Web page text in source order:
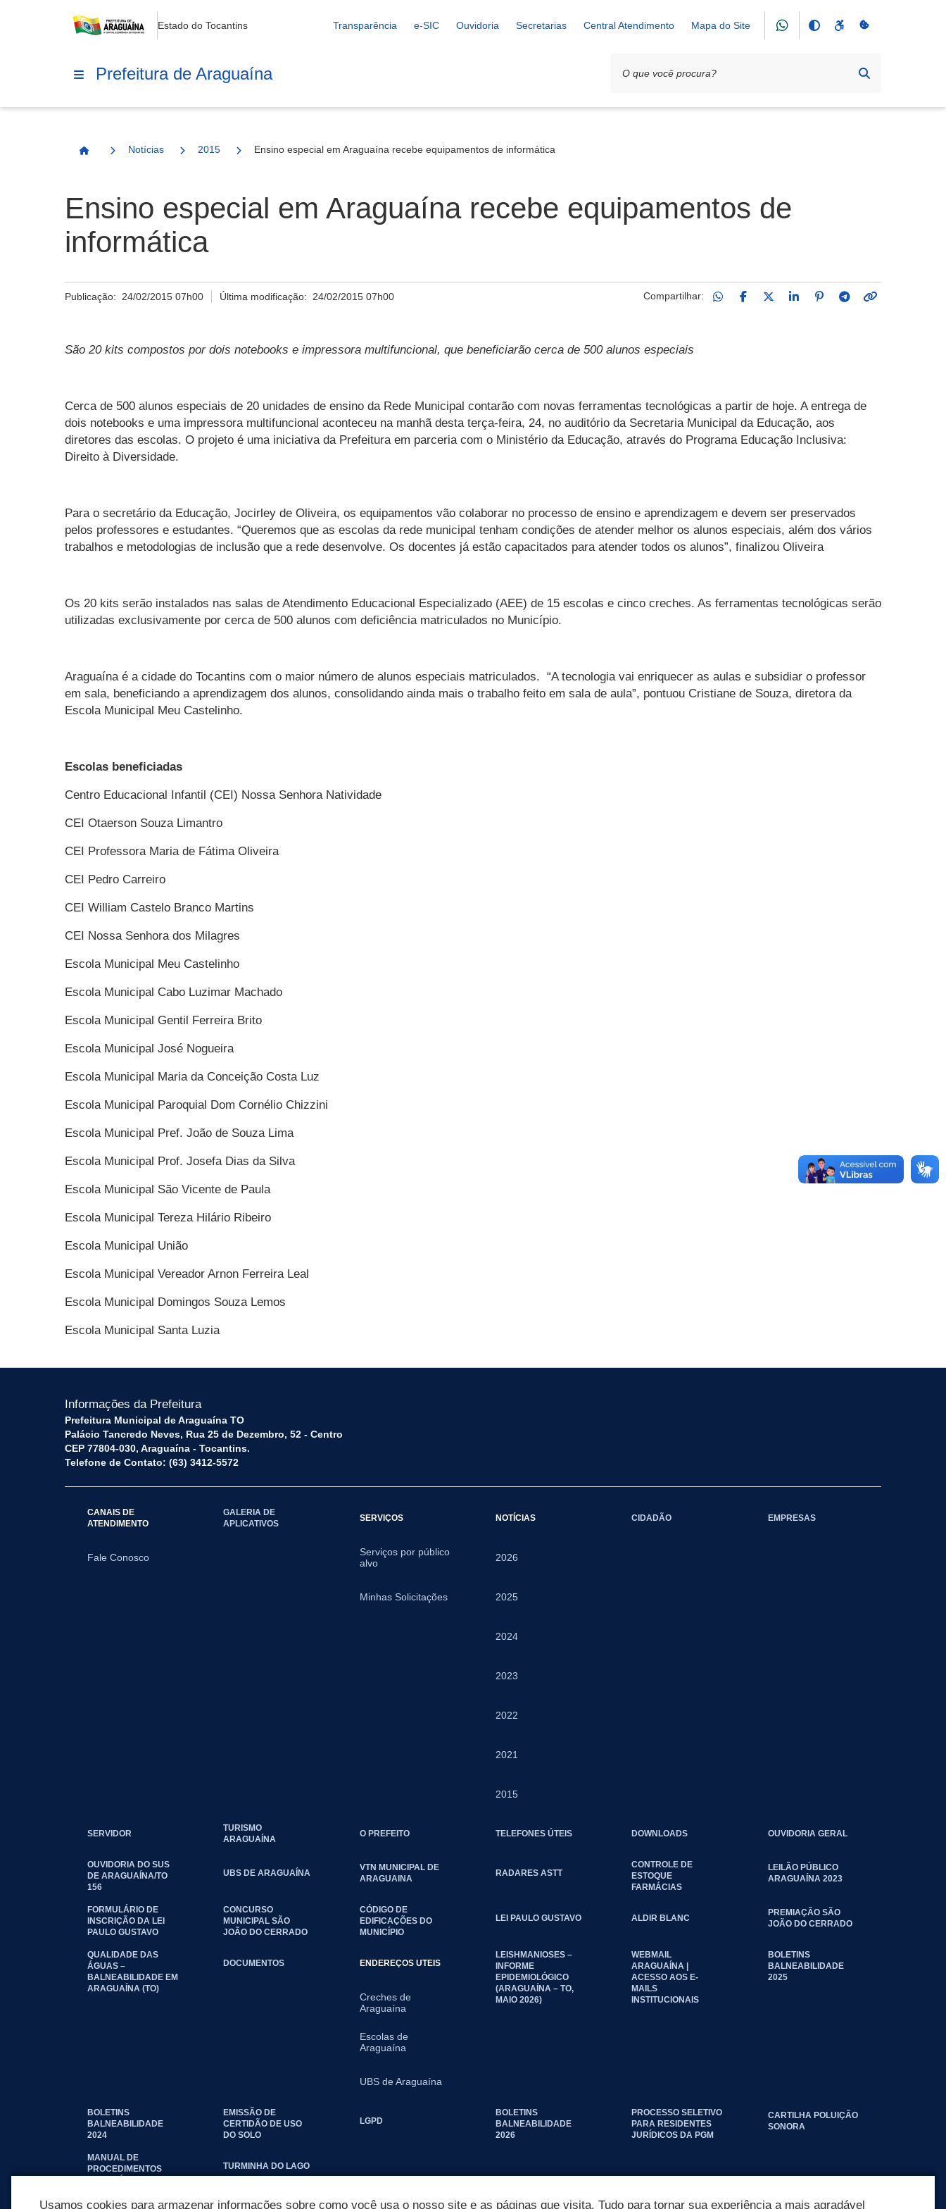
Estado do Tocantins Transparência e-SIC Ouvidoria Secretarias Central Atendimento Mapa do Site
Prefeitura de Araguaína
Página Inicial
Notícias 2015 Ensino especial em Araguaína recebe equipamentos de informática
Ensino especial em Araguaína recebe equipamentos de
informática
Publicação: 24/02/2015 07h00 Última modificação: 24/02/2015 07h00 Compartilhar:
São 20 kits compostos por dois notebooks e impressora multifuncional, que beneficiarão cerca de 500 alunos especiais
Cerca de 500 alunos especiais de 20 unidades de ensino da Rede Municipal contarão com novas ferramentas tecnológicas a partir de hoje. A entrega de
dois notebooks e uma impressora multifuncional aconteceu na manhã desta terça-feira, 24, no auditório da Secretaria Municipal da Educação, aos
diretores das escolas. O projeto é uma iniciativa da Prefeitura em parceria com o Ministério da Educação, através do Programa Educação Inclusiva:
Direito à Diversidade.
Para o secretário da Educação, Jocirley de Oliveira, os equipamentos vão colaborar no processo de ensino e aprendizagem e devem ser preservados
pelos professores e estudantes. “Queremos que as escolas da rede municipal tenham condições de atender melhor os alunos especiais, além dos vários
trabalhos e metodologias de inclusão que a rede desenvolve. Os docentes já estão capacitados para atender todos os alunos”, finalizou Oliveira
Os 20 kits serão instalados nas salas de Atendimento Educacional Especializado (AEE) de 15 escolas e cinco creches. As ferramentas tecnológicas serão
utilizadas exclusivamente por cerca de 500 alunos com deficiência matriculados no Município.
Araguaína é a cidade do Tocantins com o maior número de alunos especiais matriculados. “A tecnologia vai enriquecer as aulas e subsidiar o professor
em sala, beneficiando a aprendizagem dos alunos, consolidando ainda mais o trabalho feito em sala de aula”, pontuou Cristiane de Souza, diretora da
Escola Municipal Meu Castelinho.
Escolas beneficiadas
Centro Educacional Infantil (CEI) Nossa Senhora Natividade
CEI Otaerson Souza Limantro
CEI Professora Maria de Fátima Oliveira
CEI Pedro Carreiro
CEI William Castelo Branco Martins
CEI Nossa Senhora dos Milagres
Escola Municipal Meu Castelinho
Escola Municipal Cabo Luzimar Machado
Escola Municipal Gentil Ferreira Brito
Escola Municipal José Nogueira
Escola Municipal Maria da Conceição Costa Luz
Escola Municipal Paroquial Dom Cornélio Chizzini
Escola Municipal Pref. João de Souza Lima
Escola Municipal Prof. Josefa Dias da Silva
Escola Municipal São Vicente de Paula
Escola Municipal Tereza Hilário Ribeiro
Escola Municipal União
Escola Municipal Vereador Arnon Ferreira Leal
Escola Municipal Domingos Souza Lemos
Escola Municipal Santa Luzia
Informações da Prefeitura
Prefeitura Municipal de Araguaína TO
Palácio Tancredo Neves, Rua 25 de Dezembro, 52 - Centro
CEP 77804-030, Araguaína - Tocantins.
Telefone de Contato: (63) 3412-5572
CANAIS DE
ATENDIMENTO
Fale Conosco
GALERIA DE
APLICATIVOS
SERVIÇOS
Serviços por público
alvo
Minhas Solicitações
NOTÍCIAS
2026
2025
2024
2023
2022
2021
2015
CIDADÃO EMPRESAS
SERVIDOR
TURISMO
ARAGUAÍNA
O PREFEITO TELEFONES ÚTEIS DOWNLOADS OUVIDORIA GERAL
OUVIDORIA DO SUS
DE ARAGUAÍNA/TO
156
UBS DE ARAGUAÍNA
VTN MUNICIPAL DE
ARAGUAINA
RADARES ASTT
CONTROLE DE
ESTOQUE
FARMÁCIAS
LEILÃO PÚBLICO
ARAGUAÍNA 2023
FORMULÁRIO DE
INSCRIÇÃO DA LEI
PAULO GUSTAVO
CONCURSO
MUNICIPAL SÃO
JOÃO DO CERRADO
CÓDIGO DE
EDIFICAÇÕES DO
MUNICÍPIO
LEI PAULO GUSTAVO ALDIR BLANC
PREMIAÇÃO SÃO
JOÃO DO CERRADO
QUALIDADE DAS
ÁGUAS –
BALNEABILIDADE EM
ARAGUAÍNA (TO)
DOCUMENTOS ENDEREÇOS UTEIS
Creches de
Araguaína
Escolas de
Araguaína
UBS de Araguaína
LEISHMANIOSES –
INFORME
EPIDEMIOLÓGICO
(ARAGUAÍNA – TO,
MAIO 2026)
WEBMAIL
ARAGUAÍNA |
ACESSO AOS E-
MAILS
INSTITUCIONAIS
BOLETINS
BALNEABILIDADE
2025
BOLETINS
BALNEABILIDADE
2024
EMISSÃO DE
CERTIDÃO DE USO
DO SOLO
LGPD
BOLETINS
BALNEABILIDADE
2026
PROCESSO SELETIVO
PARA RESIDENTES
JURÍDICOS DA PGM
CARTILHA POLUIÇÃO
SONORA
MANUAL DE
PROCEDIMENTOS
TURMINHA DO LAGO
Usamos cookies para armazenar informações sobre como você usa o nosso site e as páginas que visita. Tudo para tornar sua experiência a mais agradável